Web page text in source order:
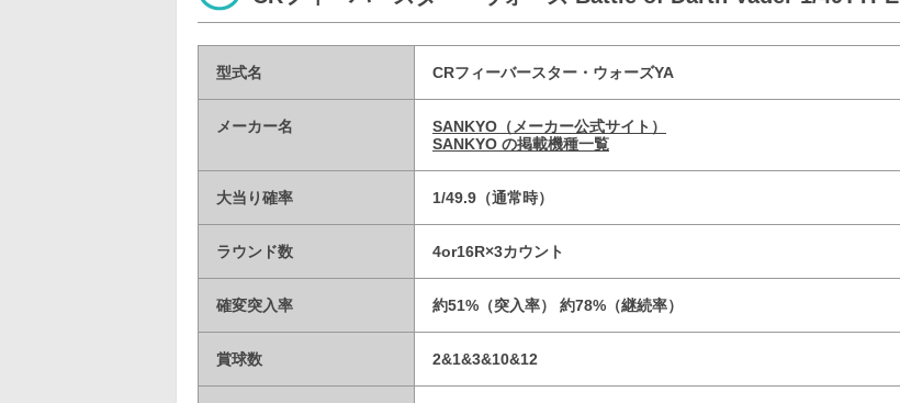
型式名 CRフィーバースター・ウォーズYA
メーカー名
SANKYO（メーカー公式サイト）
SANKYO の掲載機種一覧
大当り確率 1/49.9（通常時）
ラウンド数 4or16R×3カウント
確変突入率 約51%（突入率） 約78%（継続率）
賞球数 2&1&3&10&12